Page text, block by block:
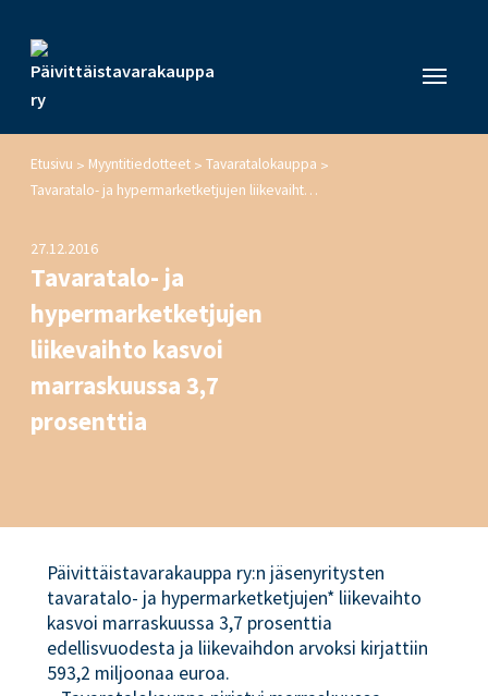
Etusivu > Myyntitiedotteet > Tavaratalokauppa >
Tavaratalo- ja hypermarketketjujen liikevaihto kasvoi marraskuussa 3,7 prosenttia
27.12.2016
Tavaratalo- ja
hypermarketketjujen
liikevaihto kasvoi
marraskuussa 3,7
prosenttia
Päivittäistavarakauppa ry:n jäsenyritysten
tavaratalo- ja hypermarketketjujen* liikevaihto
kasvoi marraskuussa 3,7 prosenttia
edellisvuodesta ja liikevaihdon arvoksi kirjattiin
593,2 miljoonaa euroa.